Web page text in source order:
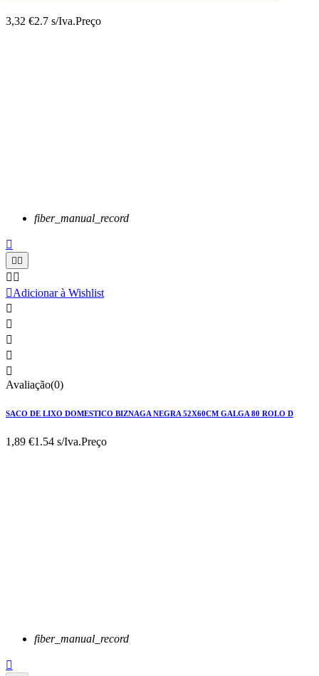
3,32 €2.7 s/Iva.Preço
fiber_manual_record

 
 
Adicionar à Wishlist





Avaliação(0)
SACO DE LIXO DOMESTICO BIZNAGA NEGRA 52X60CM GALGA 80 ROLO D
1,89 €1.54 s/Iva.Preço
fiber_manual_record
